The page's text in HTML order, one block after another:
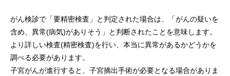
国民健康保険特定健康診査
後期高齢者医療健康診査
骨粗しょう症検診
がん検診で「要精密検査」と判定された場合は、「がんの疑いを
含め、異常(病気)がありそう」と判断されたことを意味します。
より詳しい検査(精密検査)を行い、本当に異常があるかどうかを
調べる必要があります。
子宮がんが進行すると、子宮摘出手術が必要となる場合がありま